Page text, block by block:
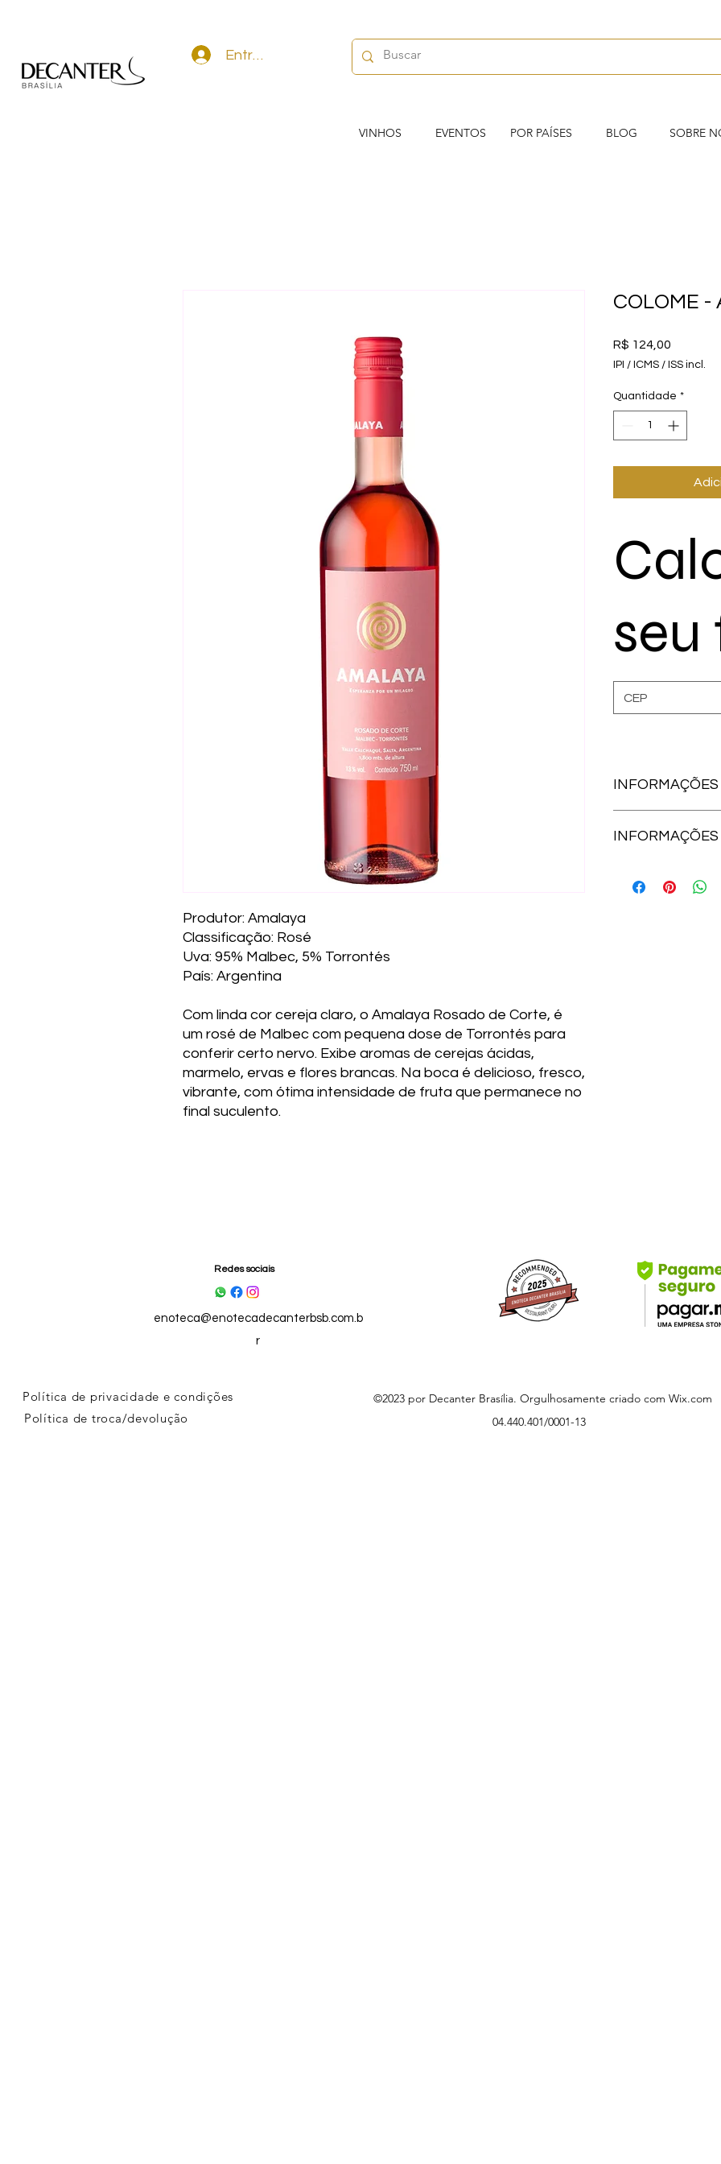
Entrar na conta
VINHOS EVENTOS POR PAÍSES BLOG SOBRE
Produtor: Amalaya
Classificação: Rosé
Uva: 95% Malbec, 5% Torrontés
País: Argentina
Com linda cor cereja claro, o Amalaya Rosado de Corte, é
um rosé de Malbec com pequena dose de Torrontés para
conferir certo nervo. Exibe aromas de cerejas ácidas,
marmelo, ervas e flores brancas. Na boca é delicioso, fresco,
vibrante, com ótima intensidade de fruta que permanece no
final suculento.
COLOME -
R$ 124,00
IPI / ICMS / ISS incl.
Quantidade *
seu
quente, desértico
Características do
Elaboração: Breve
Redes sociais
enoteca@enotecadecanterbsb.com.b
r
Política de privacidade e condições
Política de troca/devolução
©2023 por Decanter Brasília. Orgulhosamente criado com Wix.com
04.440.401/0001-13